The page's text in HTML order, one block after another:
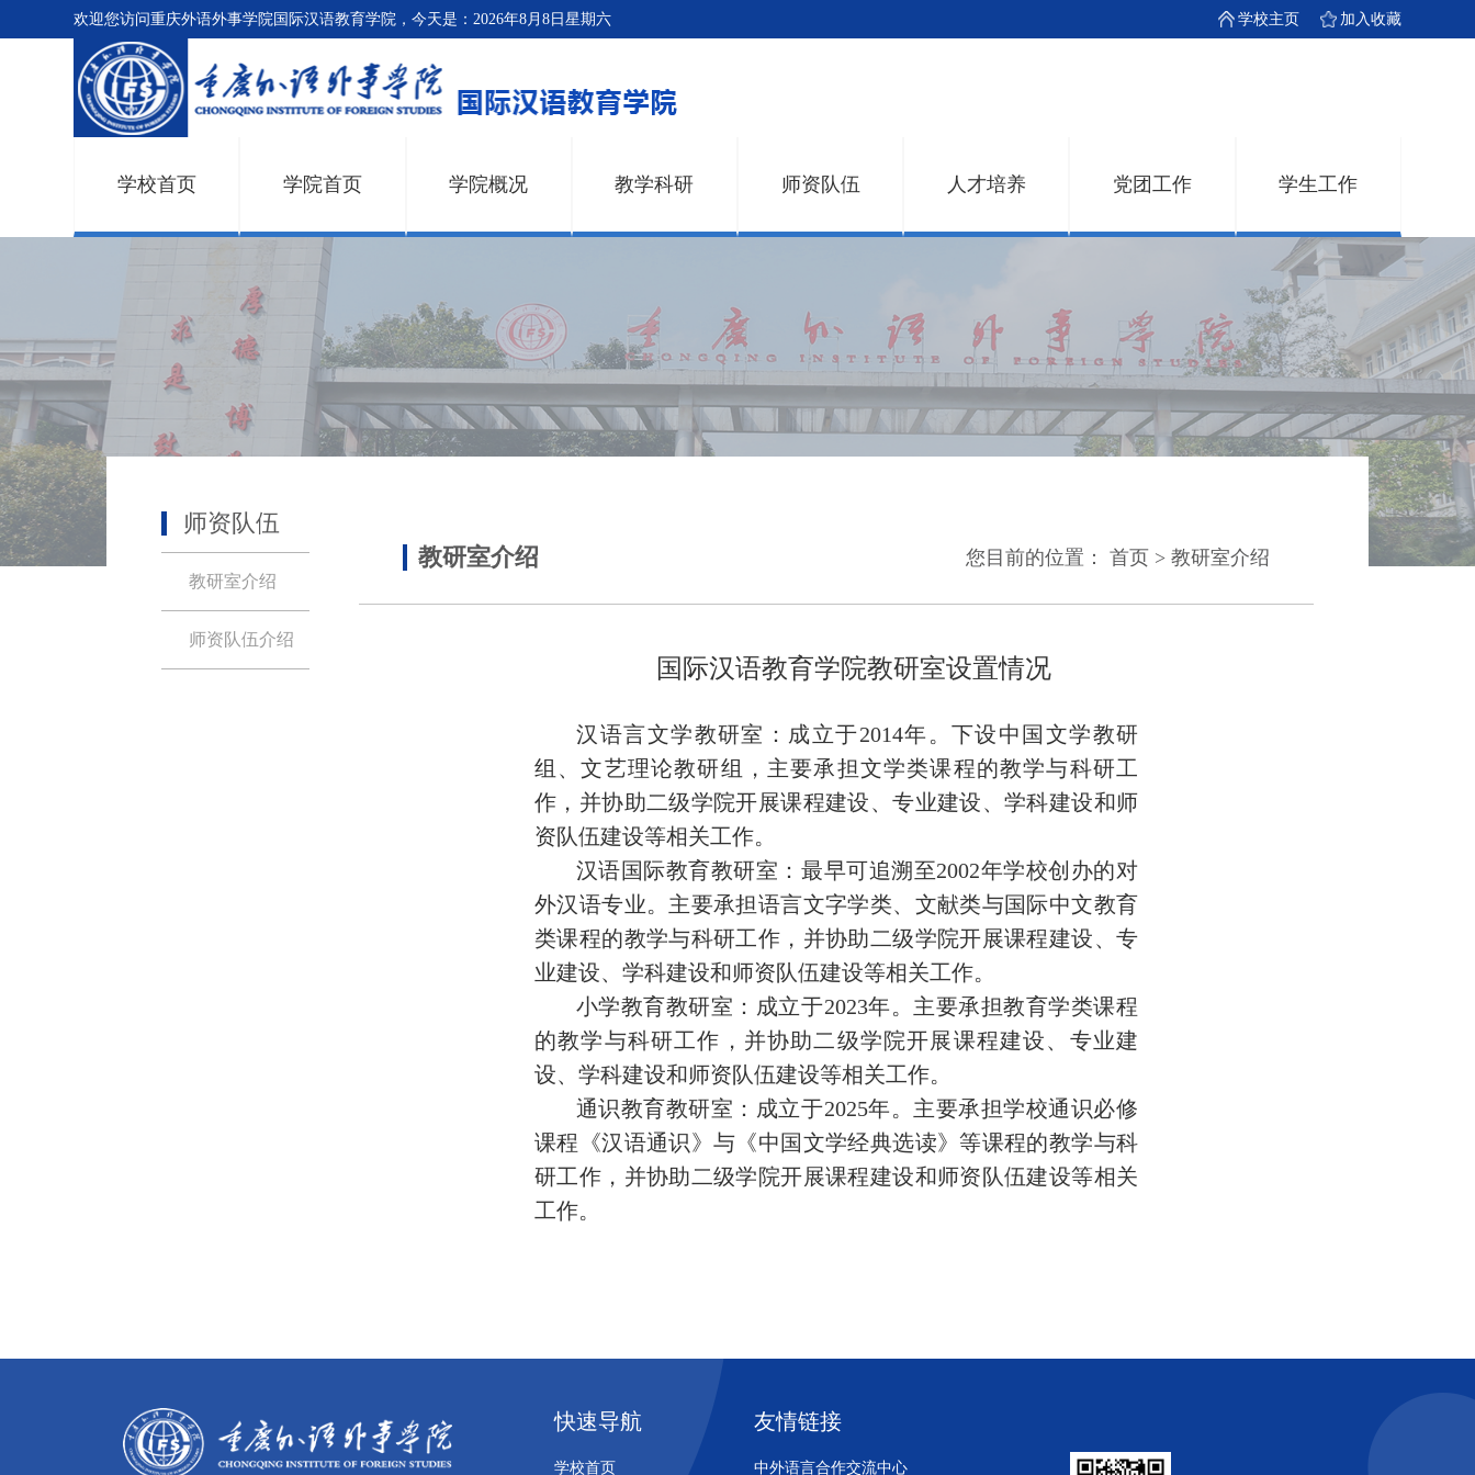
欢迎您访问重庆外语外事学院国际汉语教育学院，今天是：2026年8月8日星期六 学校主页 加入收藏
学校首页 学院首页 学院概况 教学科研 师资队伍 人才培养 党团工作 学生工作
师资队伍
教研室介绍
师资队伍介绍
教研室介绍 您目前的位置： 首页 > 教研室介绍
国际汉语教育学院教研室设置情况
汉语言文学教研室： 成立于2014年。下设中国文学教研
组、文艺理论教研组，主要承担文学类课程的教学与科研工
作 ，并协助二级学院开展课程建设、专业建设、学科建设和师
资队伍建设等相关工作。
汉语国际教育教研室： 最早可追溯至2002年学校创办的对
外汉语专业。主要承担语言文字学类、文献类与国际中文教育
类课程的教学与科研工作 ，并协助二级学院开展课程建设、专
业建设、学科建设和师资队伍建设等相关工作。
小学教育教研室： 成立于2023年。主要承担教育学类课程
的教学与科研工作 ，并协助二级学院开展课程建设、专业建
设、学科建设和师资队伍建设等相关工作。
通识教育教研室： 成立于2025年。主要承担学校通识必修
课程《汉语通识》与《中国文学经典选读》等课程的教学与科
研工作 ，并协助二级学院开展课程建设和师资队伍建设等相关
工作。
快速导航
学校首页
友情链接
中外语言合作交流中心